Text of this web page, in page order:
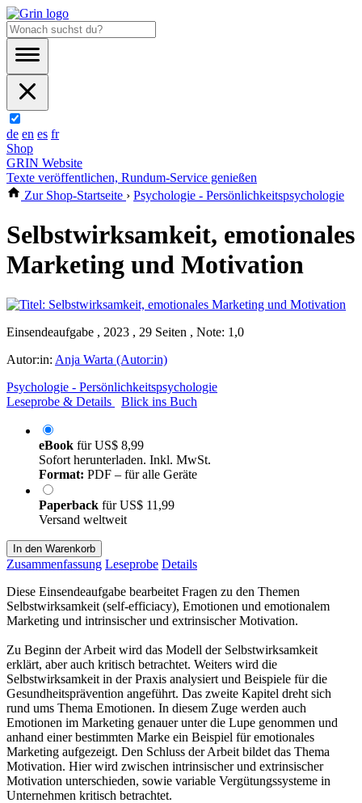
de en es fr
Shop
GRIN Website
Texte veröffentlichen, Rundum-Service genießen
Zur Shop-Startseite › Psychologie - Persönlichkeitspsychologie
Selbstwirksamkeit, emotionales
Marketing und Motivation
Einsendeaufgabe , 2023 , 29 Seiten , Note: 1,0
Autor:in: Anja Warta (Autor:in)
Psychologie - Persönlichkeitspsychologie
Leseprobe & Details
Blick ins Buch
eBook fürUS$ 8,99
Sofort herunterladen. Inkl. MwSt.
Format: PDF – für alle Geräte
Paperback fürUS$ 11,99
Versand weltweit
In den Warenkorb
Zusammenfassung Leseprobe Details
Diese Einsendeaufgabe bearbeitet Fragen zu den Themen
Selbstwirksamkeit (self-efficiacy), Emotionen und emotionalem
Marketing und intrinsischer und extrinsischer Motivation.
Zu Beginn der Arbeit wird das Modell der Selbstwirksamkeit
erklärt, aber auch kritisch betrachtet. Weiters wird die
Selbstwirksamkeit in der Praxis analysiert und Beispiele für die
Gesundheitsprävention angeführt. Das zweite Kapitel dreht sich
rund ums Thema Emotionen. In diesem Zuge werden auch
Emotionen im Marketing genauer unter die Lupe genommen und
anhand einer bestimmten Marke ein Beispiel für emotionales
Marketing aufgezeigt. Den Schluss der Arbeit bildet das Thema
Motivation. Hier wird zwischen intrinsischer und extrinsischer
Motivation unterschieden, sowie variable Vergütungssysteme in
Unternehmen kritisch betrachtet.